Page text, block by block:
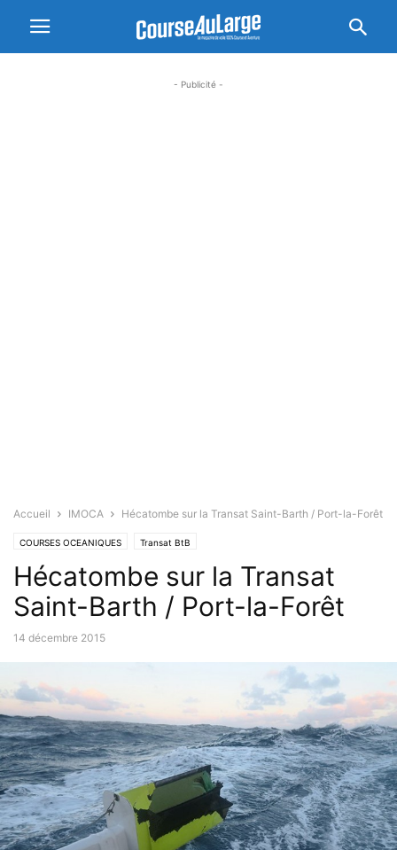
- Publicité -
Accueil IMOCA Hécatombe sur la Transat Saint-Barth / Port-la-Forêt
COURSES OCEANIQUES Transat BtB
Hécatombe sur la Transat
Saint-Barth / Port-la-Forêt
14 décembre 2015